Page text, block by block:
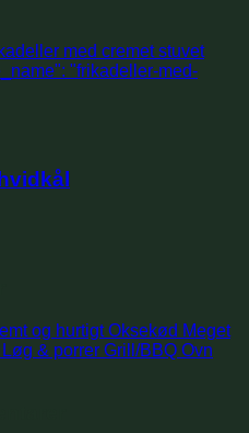
og hurtigt Oksekød Meget
Løg & porrer Grill/BBQ Ovn